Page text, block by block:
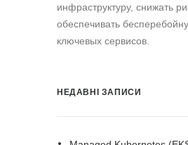
инфраструктуру, снижать
обеспечивать
ключевых сервисов.
НЕДАВНІ ЗАПИСИ